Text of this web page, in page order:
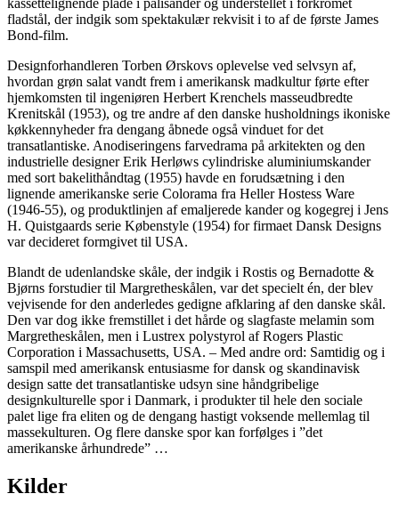
fladstål, der indgik som spektakulær rekvisit i to af de første James
Bond-film.
Designforhandleren Torben Ørskovs oplevelse ved selvsyn af,
hvordan grøn salat vandt frem i amerikansk madkultur førte efter
hjemkomsten til ingeniøren Herbert Krenchels masseudbredte
Krenitskål (1953), og tre andre af den danske husholdnings ikoniske
køkkennyheder fra dengang åbnede også vinduet for det
transatlantiske. Anodiseringens farvedrama på arkitekten og den
industrielle designer Erik Herløws cylindriske aluminiumskander
med sort bakelithåndtag (1955) havde en forudsætning i den
lignende amerikanske serie Colorama fra Heller Hostess Ware
(1946-55), og produktlinjen af emaljerede kander og kogegrej i Jens
H. Quistgaards serie Købenstyle (1954) for firmaet Dansk Designs
var decideret formgivet til USA.
Blandt de udenlandske skåle, der indgik i Rostis og Bernadotte &
Bjørns forstudier til Margretheskålen, var det specielt én, der blev
vejvisende for den anderledes gedigne afklaring af den danske skål.
Den var dog ikke fremstillet i det hårde og slagfaste melamin som
Margretheskålen, men i Lustrex polystyrol af Rogers Plastic
Corporation i Massachusetts, USA. – Med andre ord: Samtidig og i
samspil med amerikansk entusiasme for dansk og skandinavisk
design satte det transatlantiske udsyn sine håndgribelige
designkulturelle spor i Danmark, i produkter til hele den sociale
palet lige fra eliten og de dengang hastigt voksende mellemlag til
massekulturen. Og flere danske spor kan forfølges i ”det
amerikanske århundrede” …
Kilder